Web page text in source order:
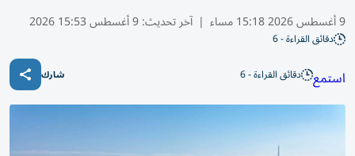
9 أغسطس 2026 15:18 مساء | آخر تحديث:9 أغسطس 15:53 2026
دقائق القراءة - 6
استمع دقائق القراءة - 6 شارك